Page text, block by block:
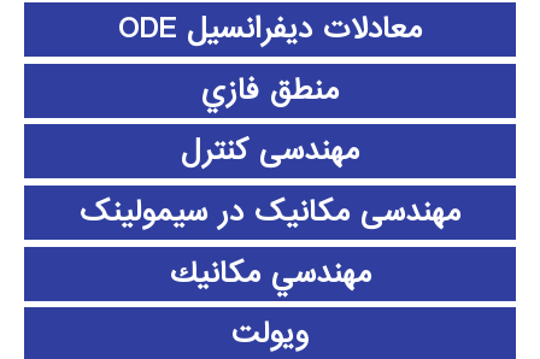
معادلات دیفرانسیل ODE
منطق فازي
مهندسی کنترل
مهندسی مکانیک در سیمولینک
مهندسي مكانيك
ویولت